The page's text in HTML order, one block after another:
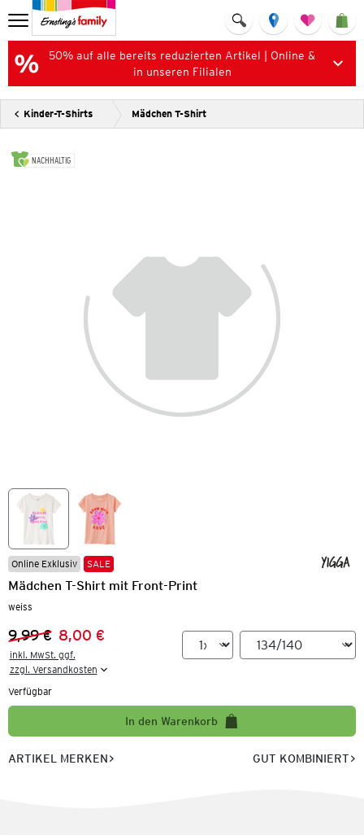
50% auf alle bereits reduzierten Artikel | Online &
in unseren Filialen
Kinder-T-Shirts Mädchen T-Shirt
NACHHALTIG
Online Exklusiv SALE
Mädchen T-Shirt mit Front-Print
weiss
Vorheriger Preis:
9,99 €
Neuer Preis:
8,00 €
inkl. MwSt. ggf.
zzgl. Versandkosten
Verfügbar
In den Warenkorb
ARTIKEL MERKEN GUT KOMBINIERT